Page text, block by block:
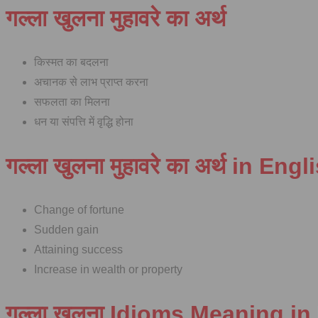
गल्ला खुलना मुहावरे का अर्थ
किस्मत का बदलना
अचानक से लाभ प्राप्त करना
सफलता का मिलना
धन या संपत्ति में वृद्धि होना
गल्ला खुलना मुहावरे का अर्थ in
Change of fortune
Sudden gain
Attaining success
Increase in wealth or property